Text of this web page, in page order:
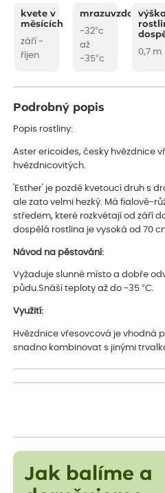
kvete v
měsících
září -
říjen
mrazuvzdornost
-32°c
až
-35°c
výška
0,7 m
Podrobný popis
Popis rostliny:
Aster ericoides, česky hvězdnice
hvězdnicovitých.
'Esther' je pozdě kvetoucí druh s
ale zato velmi hezký. Má fialově-
středem, které rozkvétají od září
dospělá rostlina je vysoká od 70
Návod na pěstování:
Vyžaduje slunné místo a dobře
půdu.Snáší teploty až do -35 °C.
Využití:
Hvězdnice vřesovcová je vhodná
snadno kombinovat s jinými
Jak balíme a